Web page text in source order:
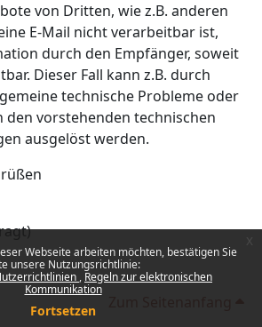
Webseite arbeiten möchten, bestätigen Sie
unsere Nutzungsrichtlinie:
Regeln zur elektronischen
Kommunikation
Fortsetzen
von Dritten, wie z.B. anderen
E-Mail nicht verarbeitbar ist,
durch den Empfänger, soweit
Dieser Fall kann z.B. durch
technische Probleme oder
den vorstehenden technischen
ausgelöst werden.